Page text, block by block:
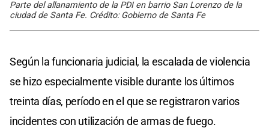
Parte del allanamiento de la PDI en barrio San Lorenzo de la
ciudad de Santa Fe. Crédito: Gobierno de Santa Fe
Según la funcionaria judicial, la escalada de violencia
se hizo especialmente visible durante los últimos
treinta días, período en el que se registraron varios
incidentes con utilización de armas de fuego.